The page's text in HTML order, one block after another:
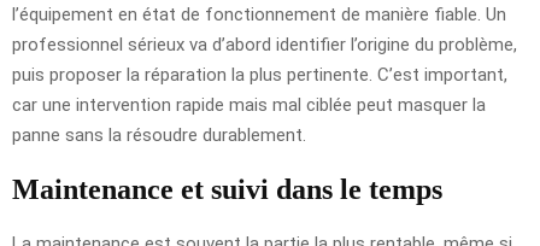
l’équipement en état de fonctionnement de manière fiable. Un
professionnel sérieux va d’abord identifier l’origine du problème,
puis proposer la réparation la plus pertinente. C’est important,
car une intervention rapide mais mal ciblée peut masquer la
panne sans la résoudre durablement.
Maintenance et suivi dans le temps